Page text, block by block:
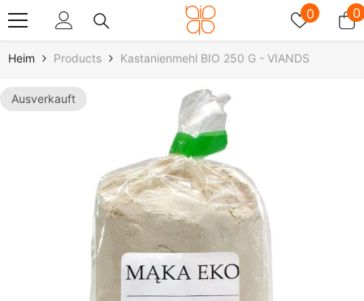
0 00
Heim Products Kastanienmehl BIO 250 G - VIANDS
Ausverkauft